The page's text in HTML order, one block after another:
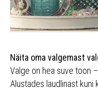
Näita oma valgemast
Valge on hea suve toon
Alustades laudlinast kuni